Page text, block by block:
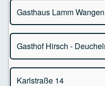
Kreuzplatz - 88239
Gasthaus Lamm Wangen
Gasthaus Lamm Bindstr.
Gasthof Hirsch -
Gasthof Hirsch -
Karlstraße 14